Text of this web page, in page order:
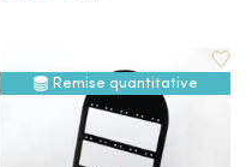
Remise quantitative